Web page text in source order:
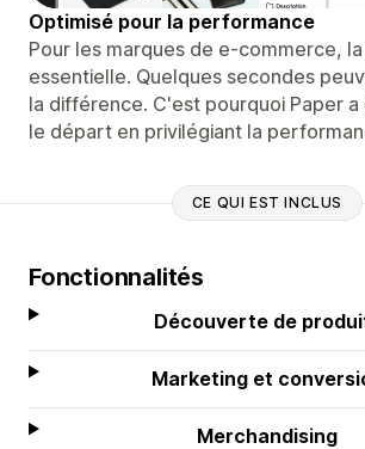
Optimisé pour la performance
Pour les marques de e-commerce,
essentielle. Quelques secondes
la différence. C'est pourquoi Paper
le départ en privilégiant la
CE QUI EST INCLUS
Fonctionnalités
Découverte de
Marketing et
Merchandising